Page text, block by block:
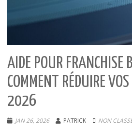
AIDE POUR FRANCHISE
COMMENT RÉDUIRE
2026
JAN 26, 2026 PATRICK NON